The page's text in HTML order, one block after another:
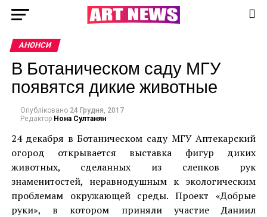
АНОНСИ
В Ботаническом саду МГУ
появятся дикие животные
Опубліковано 24 Грудня, 2017
Редактор Нона Султанян
24 декабря в Ботаническом саду МГУ Аптекарский
огород открывается выставка фигур диких
животных, сделанных из слепков рук
знаменитостей, неравнодушным к экологическим
проблемам окружающей среды. Проект «Добрые
руки», в котором приняли участие Даниил